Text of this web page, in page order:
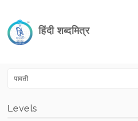
हिंदी शब्दमित्र
Levels